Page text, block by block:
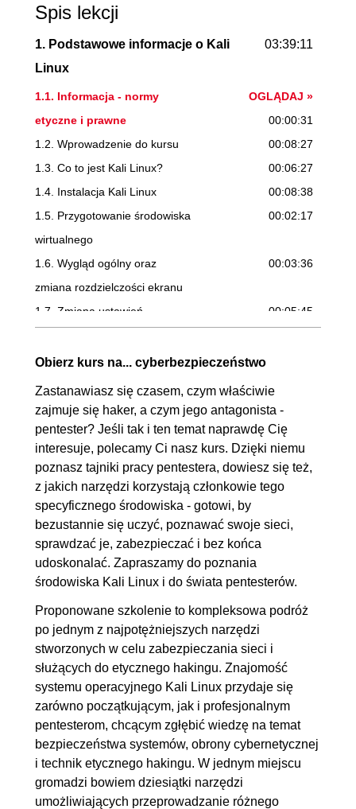
Spis lekcji
1. Podstawowe informacje o Kali
Linux
03:39:11
1.1. Informacja - normy
etyczne i prawne
OGLĄDAJ »
00:00:31
1.2. Wprowadzenie do kursu
00:08:27
1.3. Co to jest Kali Linux?
00:06:27
1.4. Instalacja Kali Linux
00:08:38
1.5. Przygotowanie środowiska
wirtualnego
00:02:17
1.6. Wygląd ogólny oraz
zmiana rozdzielczości ekranu
00:03:36
1.7. Zmiana ustawień
pakietów (NAT)
00:05:45
1.9. Dołączenie do sieci
lokalnej (IP stały i DHCP)
00:03:11
1.10. Zmiana adresu MAC
karty sieciowej
00:06:46
1.11. Ustawienia Secure Shell
(SSH). Komunikacja z i do Kali
Linux
1.12. Ustawienia terminala w
OGLĄDAJ »
1.13. Tworzenie nowego usera
00:09:41
1.14. Wyświetlanie i
zarządzanie procesami
systemowymi
00:08:04
1.15. Struktura i pliki w Kali
Linux
00:03:09
1.16. Kopiowane i przesuwanie
pliku oraz nadawanie
00:08:27
Obierz kurs na... cyberbezpieczeństwo
Zastanawiasz się czasem, czym właściwie
zajmuje się haker, a czym jego antagonista -
pentester? Jeśli tak i ten temat naprawdę Cię
interesuje, polecamy Ci nasz kurs. Dzięki niemu
poznasz tajniki pracy pentestera, dowiesz się też,
z jakich narzędzi korzystają członkowie tego
specyficznego środowiska - gotowi, by
bezustannie się uczyć, poznawać swoje sieci,
sprawdzać je, zabezpieczać i bez końca
udoskonalać. Zapraszamy do poznania
środowiska Kali Linux i do świata pentesterów.
Proponowane szkolenie to kompleksowa podróż
po jednym z najpotężniejszych narzędzi
stworzonych w celu zabezpieczania sieci i
służących do etycznego hakingu. Znajomość
systemu operacyjnego Kali Linux przydaje się
zarówno początkującym, jak i profesjonalnym
pentesterom, chcącym zgłębić wiedzę na temat
bezpieczeństwa systemów, obrony cybernetycznej
i technik etycznego hakingu. W jednym miejscu
gromadzi bowiem dziesiątki narzędzi
umożliwiających przeprowadzanie różnego